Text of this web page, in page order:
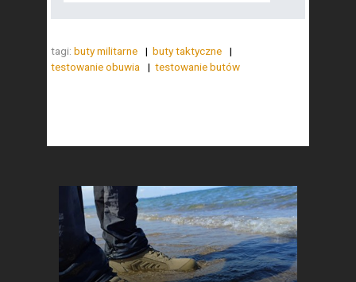
tagi: buty militarne
buty taktyczne
testowanie obuwia
testowanie butów